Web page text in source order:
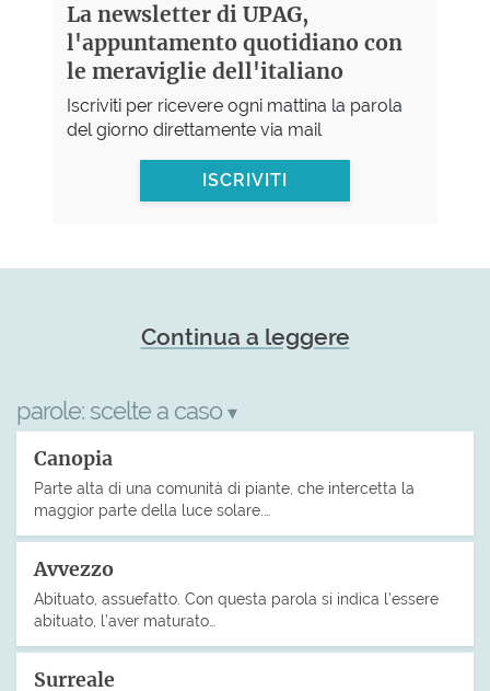
La newsletter di UPAG,
l'appuntamento quotidiano con
le meraviglie dell'italiano
Iscriviti per ricevere ogni mattina la parola
del giorno direttamente via mail
ISCRIVITI
Continua a leggere
parole: scelte a caso ▾
Canopia
Parte alta di una comunità di piante, che intercetta la
maggior parte della luce solare.…
Avvezzo
Abituato, assuefatto. Con questa parola si indica l’essere
abituato, l’aver maturato…
Surreale